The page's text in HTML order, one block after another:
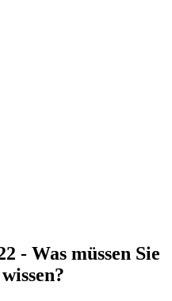
- Was müssen Sie